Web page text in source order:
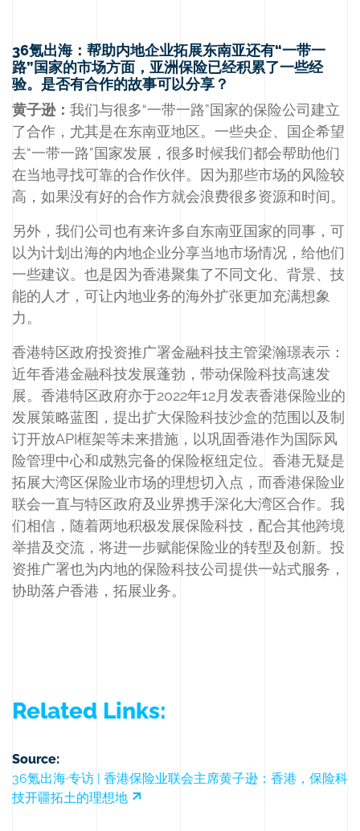
36氪出海：帮助内地企业拓展东南亚还有“一带一
路”国家的市场方面，亚洲保险已经积累了一些经
验。是否有合作的故事可以分享？
黄子逊： 我们与很多“一带一路”国家的保险公司建立
了合作，尤其是在东南亚地区。一些央企、国企希望
去“一带一路”国家发展，很多时候我们都会帮助他们
在当地寻找可靠的合作伙伴。因为那些市场的风险较
高，如果没有好的合作方就会浪费很多资源和时间。
另外，我们公司也有来许多自东南亚国家的同事，可
以为计划出海的内地企业分享当地市场情况，给他们
一些建议。也是因为香港聚集了不同文化、背景、技
能的人才，可让内地业务的海外扩张更加充满想象
力。
香港特区政府投资推广署金融科技主管梁瀚璟表示：
近年香港金融科技发展蓬勃，带动保险科技高速发
展。香港特区政府亦于2022年12月发表香港保险业的
发展策略蓝图，提出扩大保险科技沙盒的范围以及制
订开放API框架等未来措施，以巩固香港作为国际风
险管理中心和成熟完备的保险枢纽定位。香港无疑是
拓展大湾区保险业市场的理想切入点，而香港保险业
联会一直与特区政府及业界携手深化大湾区合作。我
们相信，随着两地积极发展保险科技，配合其他跨境
举措及交流，将进一步赋能保险业的转型及创新。投
资推广署也为内地的保险科技公司提供一站式服务，
协助落户香港，拓展业务。
Related Links:
Source:
36氪出海·专访 | 香港保险业联会主席黄子逊：香港，保险科
技开疆拓土的理想地